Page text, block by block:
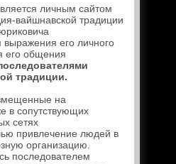
личным сайтом
вайшнавской традиции
выражения его личного
его общения
традиции.
на
в сопутствующих
сетях
привлечение людей в
организацию.
последователем